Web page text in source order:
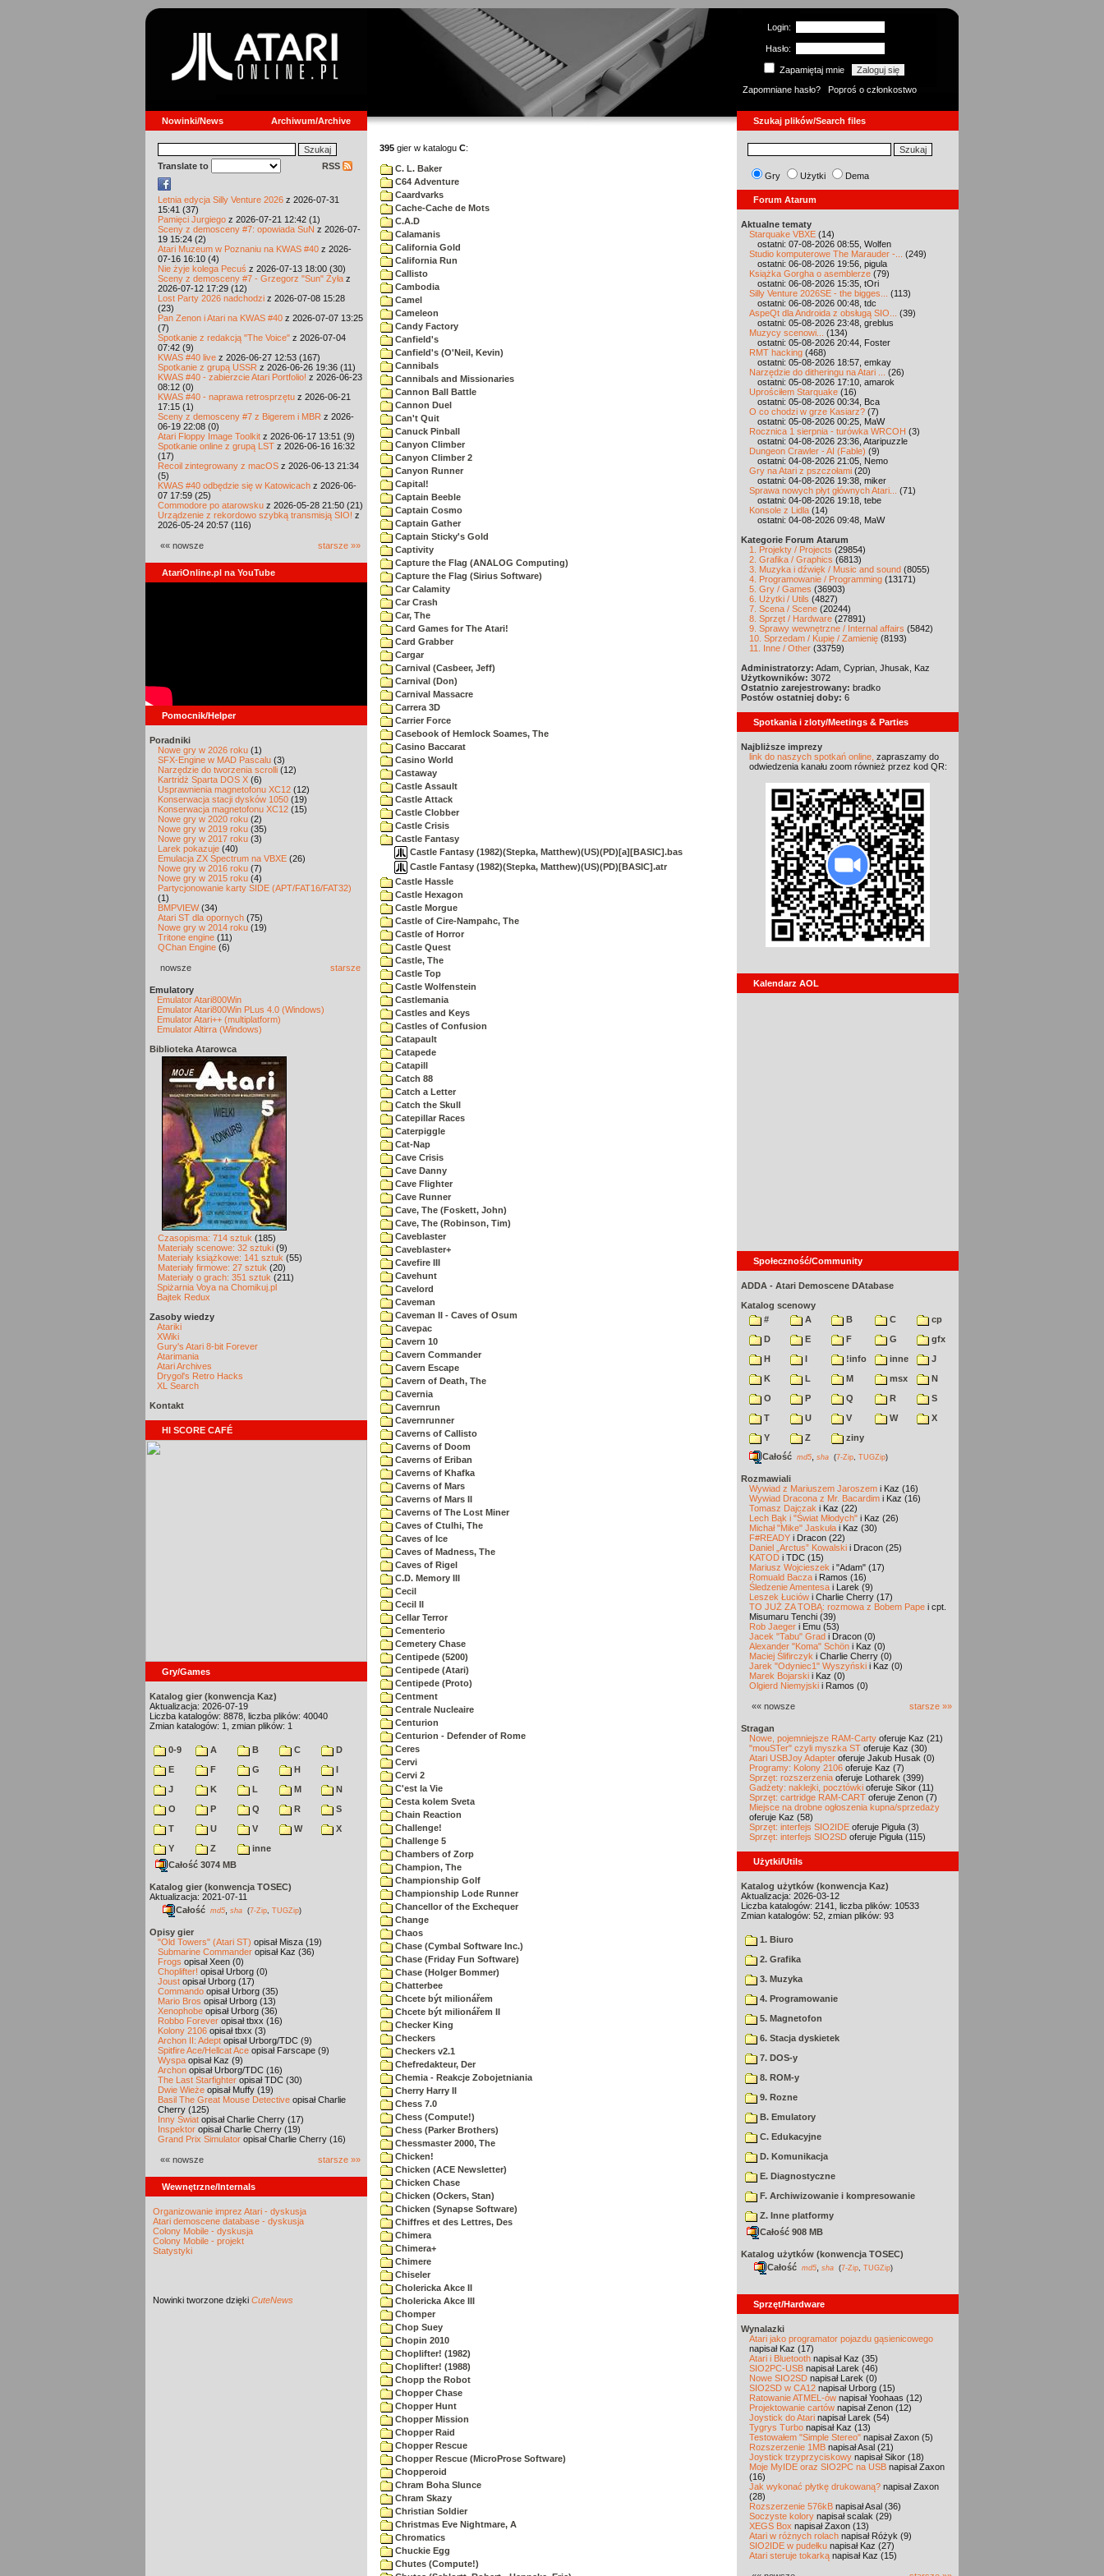
Login:
Hasło:
Zapamiętaj mnie
Zapomniane hasło?
Poproś o członkostwo
Nowinki/News Archiwum/Archive Szukaj plików/Search files
Translate to RSS
Letnia edycja Silly Venture 2026 z 2026-07-31
15:41 (37)
Pamięci Jurgiego z 2026-07-21 12:42 (1)
Sceny z demosceny #7: opowiada SuN z 2026-07-
19 15:24 (2)
Atari Muzeum w Poznaniu na KWAS #40 z 2026-
07-16 16:10 (4)
Nie żyje kolega Pecuś z 2026-07-13 18:00 (30)
Sceny z demosceny #7 - Grzegorz "Sun" Żyła z
2026-07-12 17:29 (12)
Lost Party 2026 nadchodzi z 2026-07-08 15:28
(23)
Pan Zenon i Atari na KWAS #40 z 2026-07-07 13:25
(7)
Spotkanie z redakcją "The Voice" z 2026-07-04
07:42 (9)
KWAS #40 live z 2026-06-27 12:53 (167)
Spotkanie z grupą USSR z 2026-06-26 19:36 (11)
KWAS #40 - zabierzcie Atari Portfolio! z 2026-06-23
08:12 (0)
KWAS #40 - naprawa retrosprzętu z 2026-06-21
17:15 (1)
Sceny z demosceny #7 z Bigerem i MBR z 2026-
06-19 22:08 (0)
Atari Floppy Image Toolkit z 2026-06-17 13:51 (9)
Spotkanie online z grupą LST z 2026-06-16 16:32
(17)
Recoil zintegrowany z macOS z 2026-06-13 21:34
(5)
KWAS #40 odbędzie się w Katowicach z 2026-06-
07 17:59 (25)
Commodore po atarowsku z 2026-05-28 21:50 (21)
Urządzenie z rekordowo szybką transmisją SIO! z
2026-05-24 20:57 (116)
«« nowsze starsze »»
AtariOnline.pl na YouTube
Pomocnik/Helper
Poradniki
Nowe gry w 2026 roku (1)
SFX-Engine w MAD Pascalu (3)
Narzędzie do tworzenia scrolli (12)
Kartridż Sparta DOS X (6)
Usprawnienia magnetofonu XC12 (12)
Konserwacja stacji dysków 1050 (19)
Konserwacja magnetofonu XC12 (15)
Nowe gry w 2020 roku (2)
Nowe gry w 2019 roku (35)
Nowe gry w 2017 roku (3)
Larek pokazuje (40)
Emulacja ZX Spectrum na VBXE (26)
Nowe gry w 2016 roku (7)
Nowe gry w 2015 roku (4)
Partycjonowanie karty SIDE (APT/FAT16/FAT32)
(1)
BMPVIEW(34)
Atari ST dla opornych (75)
Nowe gry w 2014 roku (19)
Tritone engine (11)
QChan Engine (6)
nowsze starsze
Emulatory
Emulator Atari800Win
Emulator Atari800Win PLus 4.0 (Windows)
Emulator Atari++ (multiplatform)
Emulator Altirra (Windows)
Biblioteka Atarowca
Czasopisma: 714 sztuk (185)
Materiały scenowe: 32 sztuki (9)
Materiały książkowe: 141 sztuk (55)
Materiały firmowe: 27 sztuk (20)
Materiały o grach: 351 sztuk (211)
Spiżarnia Voya na Chomikuj.pl
Bajtek Redux
Zasoby wiedzy
Atariki
XWiki
Gury's Atari 8-bit Forever
Atarimania
Atari Archives
Drygol's Retro Hacks
XL Search
Kontakt
HI SCORE CAFÉ
Gry/Games
Katalog gier (konwencja Kaz)
Aktualizacja: 2026-07-19
Liczba katalogów: 8878, liczba plików: 40040
Zmian katalogów: 1, zmian plików: 1
0-9 A B C
D
E
F G H
I
J
K L M
N
O
P Q R
S
T
U V W
X
Y
Z
inne
Całość 3074 MB
Katalog gier (konwencja TOSEC)
Aktualizacja: 2021-07-11
Całość md5 sha (7-Zip TUGZip)
Opisy gier
"Old Towers" (Atari ST) opisał Misza (19)
Submarine Commander opisał Kaz (36)
Frogs opisał Xeen (0)
Choplifter! opisał Urborg (0)
Joust opisał Urborg (17)
Commando opisał Urborg (35)
Mario Bros opisał Urborg (13)
Xenophobe opisał Urborg (36)
Robbo Forever opisał tbxx (16)
Kolony 2106 opisał tbxx (3)
Archon II: Adept opisał Urborg/TDC (9)
Spitfire Ace/Hellcat Ace opisał Farscape (9)
Wyspa opisał Kaz (9)
Archon opisał Urborg/TDC (16)
The Last Starfighter opisał TDC (30)
Dwie Wieże opisał Muffy (19)
Basil The Great Mouse Detective opisał Charlie
Cherry (125)
Inny Świat opisał Charlie Cherry (17)
Inspektor opisał Charlie Cherry (19)
Grand Prix Simulator opisał Charlie Cherry (16)
«« nowsze starsze »»
Wewnętrzne/Internals
Organizowanie imprez Atari - dyskusja
Atari demoscene database - dyskusja
Colony Mobile - dyskusja
Colony Mobile - projekt
Statystyki
Nowinki tworzone dzięki CuteNews
395 gier w katalogu C:
C. L. Baker
C64 Adventure
Caardvarks
Cache-Cache de Mots
C.A.D
Calamanis
California Gold
California Run
Callisto
Cambodia
Camel
Cameleon
Candy Factory
Canfield's
Canfield's (O'Neil, Kevin)
Cannibals
Cannibals and Missionaries
Cannon Ball Battle
Cannon Duel
Can't Quit
Canuck Pinball
Canyon Climber
Canyon Climber 2
Canyon Runner
Capital!
Captain Beeble
Captain Cosmo
Captain Gather
Captain Sticky's Gold
Captivity
Capture the Flag (ANALOG Computing)
Capture the Flag (Sirius Software)
Car Calamity
Car Crash
Car, The
Card Games for The Atari!
Card Grabber
Cargar
Carnival (Casbeer, Jeff)
Carnival (Don)
Carnival Massacre
Carrera 3D
Carrier Force
Casebook of Hemlock Soames, The
Casino Baccarat
Casino World
Castaway
Castle Assault
Castle Attack
Castle Clobber
Castle Crisis
Castle Fantasy
Castle Fantasy (1982)(Stepka, Matthew)(US)(PD)[a][BASIC].bas
Castle Fantasy (1982)(Stepka, Matthew)(US)(PD)[BASIC].atr
Castle Hassle
Castle Hexagon
Castle Morgue
Castle of Cire-Nampahc, The
Castle of Horror
Castle Quest
Castle, The
Castle Top
Castle Wolfenstein
Castlemania
Castles and Keys
Castles of Confusion
Catapault
Catapede
Catapill
Catch 88
Catch a Letter
Catch the Skull
Catepillar Races
Caterpiggle
Cat-Nap
Cave Crisis
Cave Danny
Cave Flighter
Cave Runner
Cave, The (Foskett, John)
Cave, The (Robinson, Tim)
Caveblaster
Caveblaster+
Cavefire III
Cavehunt
Cavelord
Caveman
Caveman II - Caves of Osum
Cavepac
Cavern 10
Cavern Commander
Cavern Escape
Cavern of Death, The
Cavernia
Cavernrun
Cavernrunner
Caverns of Callisto
Caverns of Doom
Caverns of Eriban
Caverns of Khafka
Caverns of Mars
Caverns of Mars II
Caverns of The Lost Miner
Caves of Ctulhi, The
Caves of Ice
Caves of Madness, The
Caves of Rigel
C.D. Memory III
Cecil
Cecil II
Cellar Terror
Cementerio
Cemetery Chase
Centipede (5200)
Centipede (Atari)
Centipede (Proto)
Centment
Centrale Nucleaire
Centurion
Centurion - Defender of Rome
Ceres
Cervi
Cervi 2
C'est la Vie
Cesta kolem Sveta
Chain Reaction
Challenge!
Challenge 5
Chambers of Zorp
Champion, The
Championship Golf
Championship Lode Runner
Chancellor of the Exchequer
Change
Chaos
Chase (Cymbal Software Inc.)
Chase (Friday Fun Software)
Chase (Holger Bommer)
Chatterbee
Chcete být milionářem
Chcete být milionářem II
Checker King
Checkers
Checkers v2.1
Chefredakteur, Der
Chemia - Reakcje Zobojetniania
Cherry Harry II
Chess 7.0
Chess (Compute!)
Chess (Parker Brothers)
Chessmaster 2000, The
Chicken!
Chicken (ACE Newsletter)
Chicken Chase
Chicken (Ockers, Stan)
Chicken (Synapse Software)
Chiffres et des Lettres, Des
Chimera
Chimera+
Chimere
Chiseler
Cholericka Akce II
Cholericka Akce III
Chomper
Chop Suey
Chopin 2010
Choplifter! (1982)
Choplifter! (1988)
Chopp the Robot
Chopper Chase
Chopper Hunt
Chopper Mission
Chopper Raid
Chopper Rescue
Chopper Rescue (MicroProse Software)
Chopperoid
Chram Boha Slunce
Chram Skazy
Christian Soldier
Christmas Eve Nightmare, A
Chromatics
Chuckie Egg
Chutes (Compute!)
Gry Użytki Dema
Forum Atarum
Aktualne tematy
Starquake VBXE (14)
ostatni: 07-08-2026 08:55, Wolfen
Studio komputerowe The Marauder -...
(249)
ostatni: 06-08-2026 19:56, pigula
Książka Gorgha o asemblerze (79)
ostatni: 06-08-2026 15:35, tOri
Silly Venture 2026SE - the bigges...
(113)
ostatni: 06-08-2026 00:48, tdc
AspeQt dla Androida z obsługą SIO...
(39)
ostatni: 05-08-2026 23:48, greblus
Muzycy scenowi...
(134)
ostatni: 05-08-2026 20:44, Foster
RMT hacking (468)
ostatni: 05-08-2026 18:57, emkay
Narzędzie do ditheringu na Atari ...
(26)
ostatni: 05-08-2026 17:10, amarok
Uprościłem Starquake (16)
ostatni: 05-08-2026 00:34, Bca
O co chodzi w grze Kasiarz? (7)
ostatni: 05-08-2026 00:25, MaW
Rocznica 1 sierpnia - turówka WRCOH (3)
ostatni: 04-08-2026 23:36, Ataripuzzle
Dungeon Crawler - AI (Fable) (9)
ostatni: 04-08-2026 21:05, Nemo
Gry na Atari z pszczołami (20)
ostatni: 04-08-2026 19:38, miker
Sprawa nowych płyt głównych Atari...
(71)
ostatni: 04-08-2026 19:18, tebe
Konsole z Lidla (14)
ostatni: 04-08-2026 09:48, MaW
Kategorie Forum Atarum
1. Projekty / Projects (29854)
2. Grafika / Graphics (6813)
3. Muzyka i dźwięk / Music and sound (8055)
4. Programowanie / Programming (13171)
5. Gry / Games (36903)
6. Użytki / Utils (4827)
7. Scena / Scene (20244)
8. Sprzęt / Hardware (27891)
9. Sprawy wewnętrzne / Internal affairs (5842)
10. Sprzedam / Kupię / Zamienię (8193)
11. Inne / Other (33759)
Administratorzy: Adam, Cyprian, Jhusak, Kaz
Użytkowników: 3072
Ostatnio zarejestrowany: bradko
Postów ostatniej doby: 6
Spotkania i zloty/Meetings & Parties
Najbliższe imprezy
link do naszych spotkań online, zapraszamy do
odwiedzenia kanału zoom również przez kod QR:
Kalendarz AOL
Społeczność/Community
ADDA - Atari Demoscene DAtabase
Katalog scenowy
#
A B C
cp
D
E F G
gfx
H
I !info inne
J
K
L M msx
N
O
P Q R
S
T
U V W
X
Y
Z
ziny
Całość md5 sha (7-Zip TUGZip)
Rozmawiali
Wywiad z Mariuszem Jaroszem i Kaz (16)
Wywiad Dracona z Mr. Bacardim i Kaz (16)
Tomasz Dajczak i Kaz (22)
Lech Bąk i "Świat Młodych" i Kaz (26)
Michał "Mike" Jaskuła i Kaz (30)
F#READY i Dracon (22)
Daniel „Arctus” Kowalski i Dracon (25)
KATOD i TDC (15)
Mariusz Wojcieszek i "Adam" (17)
Romuald Bacza i Ramos (16)
Śledzenie Amentesa i Larek (9)
Leszek Łuciów i Charlie Cherry (17)
TO JUŻ ZA TOBĄ: rozmowa z Bobem Pape i cpt.
Misumaru Tenchi (39)
Rob Jaeger i Emu (53)
Jacek "Tabu" Grad i Dracon (0)
Alexander "Koma" Schön i Kaz (0)
Maciej Ślifirczyk i Charlie Cherry (0)
Jarek "Odyniec1" Wyszyński i Kaz (0)
Marek Bojarski i Kaz (0)
Olgierd Niemyjski i Ramos (0)
«« nowsze starsze »»
Stragan
Nowe, pojemniejsze RAM-Carty oferuje Kaz (21)
"mouSTer" czyli myszka ST oferuje Kaz (30)
Atari USBJoy Adapter oferuje Jakub Husak (0)
Programy: Kolony 2106 oferuje Kaz (7)
Sprzęt: rozszerzenia oferuje Lotharek (399)
Gadżety: naklejki, pocztówki oferuje Sikor (11)
Sprzęt: cartridge RAM-CART oferuje Zenon (7)
Miejsce na drobne ogłoszenia kupna/sprzedaży
oferuje Kaz (58)
Sprzęt: interfejs SIO2IDE oferuje Piguła (3)
Sprzęt: interfejs SIO2SD oferuje Piguła (115)
Użytki/Utils
Katalog użytków (konwencja Kaz)
Aktualizacja: 2026-03-12
Liczba katalogów: 2141, liczba plików: 10533
Zmian katalogów: 52, zmian plików: 93
1. Biuro
2. Grafika
3. Muzyka
4. Programowanie
5. Magnetofon
6. Stacja dyskietek
7. DOS-y
8. ROM-y
9. Rozne
B. Emulatory
C. Edukacyjne
D. Komunikacja
E. Diagnostyczne
F. Archiwizowanie i kompresowanie
Z. Inne platformy
Całość 908 MB
Katalog użytków (konwencja TOSEC)
Całość md5 sha (7-Zip TUGZip)
Sprzęt/Hardware
Wynalazki
Atari jako programator pojazdu gąsienicowego
napisał Kaz (17)
Atari i Bluetooth napisał Kaz (35)
SIO2PC-USB napisał Larek (46)
Nowe SIO2SD napisał Larek (0)
SIO2SD w CA12 napisał Urborg (15)
Ratowanie ATMEL-ów napisał Yoohaas (12)
Projektowanie cartów napisał Zenon (12)
Joystick do Atari napisał Larek (54)
Tygrys Turbo napisał Kaz (13)
Testowałem "Simple Stereo" napisał Zaxon (5)
Rozszerzenie 1MB napisał Asal (21)
Joystick trzyprzyciskowy napisał Sikor (18)
Moje MyIDE oraz SIO2PC na USB napisał Zaxon
(16)
Jak wykonać płytkę drukowaną? napisał Zaxon
(28)
Rozszerzenie 576kB napisał Asal (36)
Soczyste kolory napisał scalak (29)
XEGS Box napisał Zaxon (13)
Atari w różnych rolach napisał Różyk (9)
SIO2IDE w pudełku napisał Kaz (27)
Atari steruje tokarką napisał Kaz (15)